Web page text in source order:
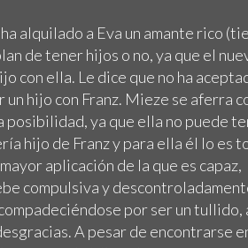
alquilado a Eva un amante rico
de tener hijos o no, ya que el
con ella. Le dice que no ha
hijo con Franz. Mieze se aferra
posibilidad, ya que ella no puede
hijo de Franz y para ella él lo es
aplicación de la que es capaz,
compulsiva y
por ser un tullido,
A pesar de encontrarse